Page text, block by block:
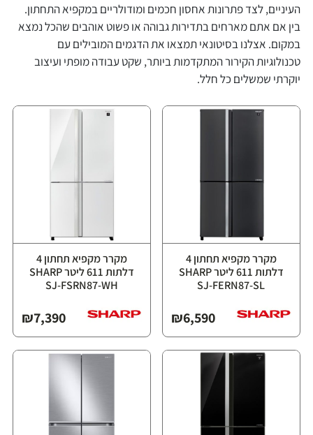
העיניים, לצד פתרונות אחסון חכמים ומודולריים במקפיא התחתון.
בין אם אתם מארחים בתדירות גבוהה או פשוט אוהבים שהכל נמצא
במקום. אצלנו בסיטונאי תמצאו את הדגמים המובילים עם
טכנולוגיות הקירור המתקדמות ביותר, שקט עבודה מופתי ועיצוב
יוקרתי שמשלים כל חלל.
מקרר מקפיא תחתון ‏4
דלתות ‏611 ליטר ⁦SHARP
SJ-FERN87-SL⁩
₪6,590
מקרר מקפיא תחתון ‏4
דלתות ‏611 ליטר ⁦SHARP
SJ-FSRN87-WH⁩
₪7,390